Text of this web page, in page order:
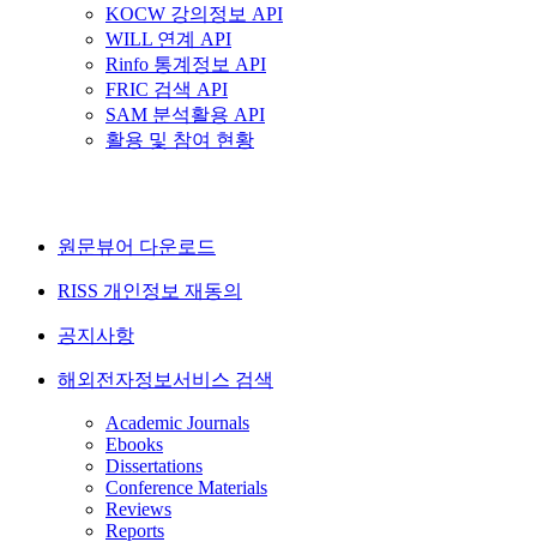
KOCW 강의정보 API
WILL 연계 API
Rinfo 통계정보 API
FRIC 검색 API
SAM 분석활용 API
활용 및 참여 현황
원문뷰어 다운로드
RISS 개인정보 재동의
공지사항
해외전자정보서비스 검색
Academic Journals
Ebooks
Dissertations
Conference Materials
Reviews
Reports